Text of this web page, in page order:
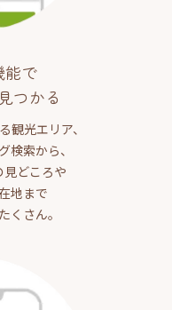
能で
つかる
観光エリア、
検索から、
どころや
地まで
くさん。